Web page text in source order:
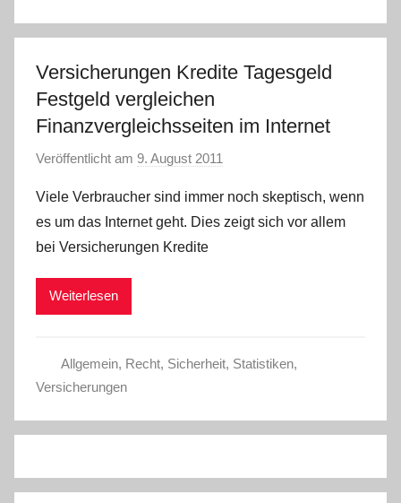
Versicherungen Kredite Tagesgeld
Festgeld vergleichen
Finanzvergleichsseiten im Internet
Veröffentlicht am 9. August 2011
n
P
Viele Verbraucher sind immer noch skeptisch, wenn
es um das Internet geht. Dies zeigt sich vor allem
bei Versicherungen Kredite
Weiterlesen
Allgemein, Recht, Sicherheit, Statistiken,
Versicherungen